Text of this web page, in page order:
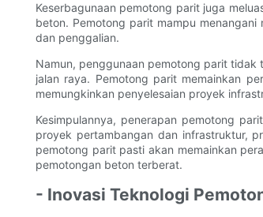
Keserbagunaan pemotong parit juga
beton. Pemotong parit mampu
dan penggalian.
Namun, penggunaan pemotong parit
jalan raya. Pemotong parit memainkan
memungkinkan penyelesaian proyek
Kesimpulannya, penerapan pemotong
proyek pertambangan dan infrastruktur,
pemotong parit pasti akan memainkan
pemotongan beton terberat.
- Inovasi Teknologi